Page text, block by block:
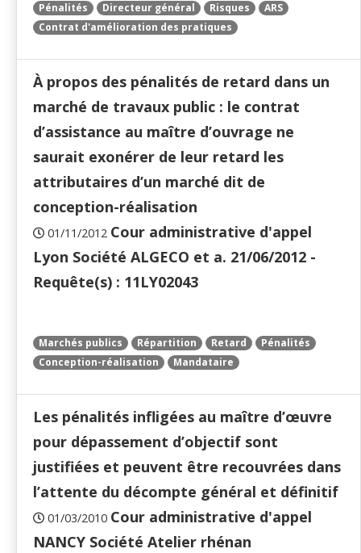
Pénalités Directeur général Risques
ARS
Contrat d'amélioration des pratiques
À propos des pénalités de retard dans un
marché de travaux public : le contrat
d’assistance au maître d’ouvrage ne
saurait exonérer de leur retard les
attributaires d’un marché dit de
conception-réalisation
01/11/2012 Cour administrative d'appel
Lyon Société ALGECO et a. 21/06/2012 -
Requête(s) : 11LY02043
Marchés publics Répartition Retard
Pénalités
Conception-réalisation
Mandataire
Les pénalités infligées au maître d’œuvre
pour dépassement d’objectif sont
justifiées et peuvent être recouvrées dans
l’attente du décompte général et définitif
01/03/2010 Cour administrative d'appel
NANCY Société Atelier rhénan